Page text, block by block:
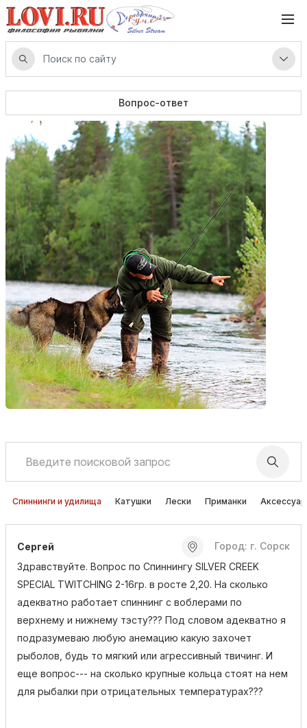
Вопрос-ответ
Спиннинги и удилища Катушки Лески Приманки
Сергей
Город: г. Сорск
Здравствуйте. Вопрос по Спиннингу SILVER CREEK
SPECIAL TWITCHING 2-16гр. в росте 2,20. На сколько
адекватно работает спиннинг с воблерами по
верхнему и нижнему тэсту??? Под словом адекватно я
подразумеваю любую анемацию какую захочет
рыболов, будь то мягкий или агрессивный твичинг. И
еще вопрос--- на сколько крупные кольца стоят на нем
для рыбалки при отрицательных температурах???